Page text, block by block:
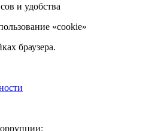
и удобства
«cookie»
браузера.